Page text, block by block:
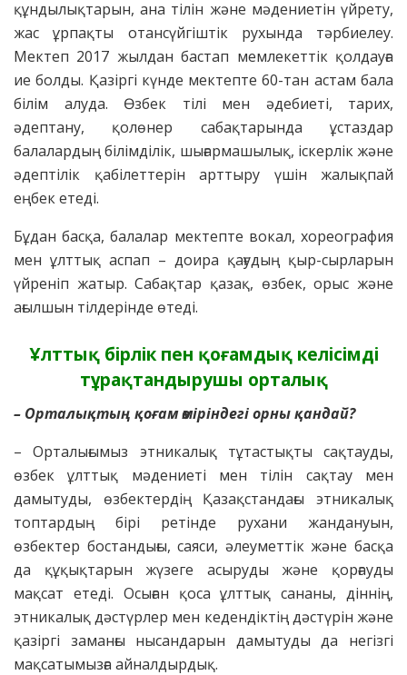
құндылықтарын, ана тілін және мәдениетін үйрету,
жас ұрпақты отансүйгіштік рухында тәрбиелеу.
Мектеп 2017 жылдан бастап мемлекеттік қолдауға
ие болды. Қазіргі күнде мектепте 60-тан астам бала
білім алуда. Өзбек тілі мен әдебиеті, тарих,
әдептану, қолөнер сабақтарында ұстаздар
балалардың білімділік, шығармашылық, іскерлік және
әдептілік қабілеттерін арттыру үшін жалықпай
еңбек етеді.
Бұдан басқа, балалар мектепте вокал, хореография
мен ұлттық аспап – доира қағудың қыр-сырларын
үйреніп жатыр. Сабақтар қазақ, өзбек, орыс және
ағылшын тілдерінде өтеді.
Ұлттық бірлік пен қоғамдық келісімді
тұрақтандырушы орталық
– Орталықтың қоғам өміріндегі орны қандай?
– Орталығымыз этникалық тұтастықты сақтауды,
өзбек ұлттық мәдениеті мен тілін сақтау мен
дамытуды, өзбектердің Қазақстандағы этникалық
топтардың бірі ретінде рухани жандануын,
өзбектер бостандығы, саяси, әлеуметтік және басқа
да құқықтарын жүзеге асыруды және қорғауды
мақсат етеді. Осыған қоса ұлттық сананы, діннің,
этникалық дәстүрлер мен кедендіктің дәстүрін және
қазіргі заманғы нысандарын дамытуды да негізгі
мақсатымызға айналдырдық.